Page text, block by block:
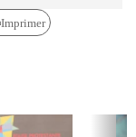
Imprimer